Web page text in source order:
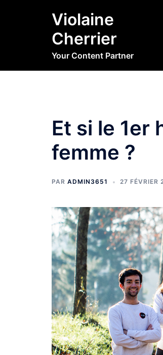
Violaine
Cherrier
Your Content Partner
Et si le 1er
femme ?
PAR ADMIN3651 27 FÉVRIER